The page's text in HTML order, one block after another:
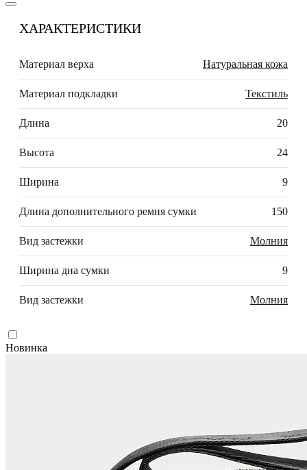
ХАРАКТЕРИСТИКИ
Материал верха Натуральная кожа
Материал подкладки Текстиль
Длина 20
Высота 24
Ширина 9
Длина дополнительного ремня сумки 150
Вид застежки Молния
Ширина дна сумки 9
Вид застежки Молния
Новинка